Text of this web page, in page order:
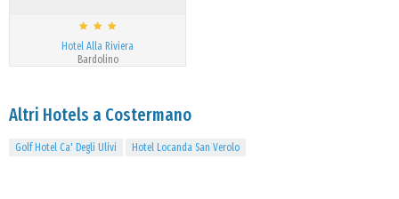
Hotel Alla Riviera
Bardolino
Altri Hotels a Costermano
Golf Hotel Ca' Degli Ulivi Hotel Locanda San Verolo